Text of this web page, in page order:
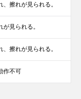
擦れが見られる。
見られる。
擦れが見られる。
作不可